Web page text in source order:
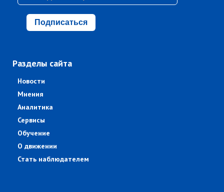
Подписаться
Разделы сайта
Новости
Мнения
Аналитика
Сервисы
Обучение
О движении
Стать наблюдателем